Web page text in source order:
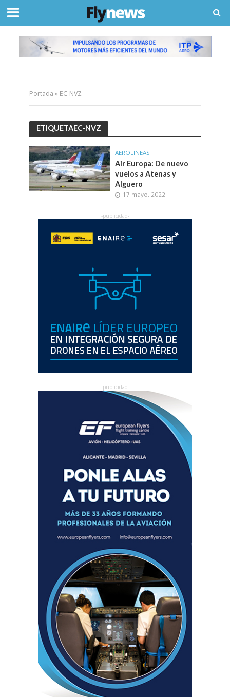
Portada » EC-NVZ
ETIQUETAEC-NVZ
AEROLINEAS
Air Europa: De nuevo
vuelos a Atenas y
Alguero
17 mayo, 2022